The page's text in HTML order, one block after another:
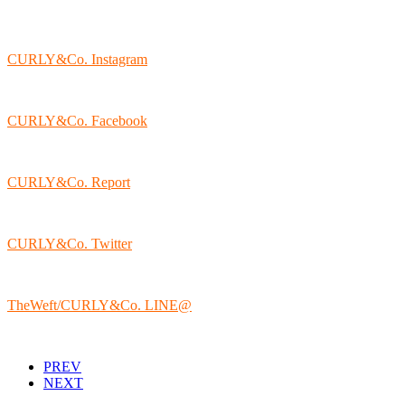
CURLY&Co. Instagram
CURLY&Co. Facebook
CURLY&Co. Report
CURLY&Co. Twitter
TheWeft/CURLY&Co. LINE@
PREV
NEXT